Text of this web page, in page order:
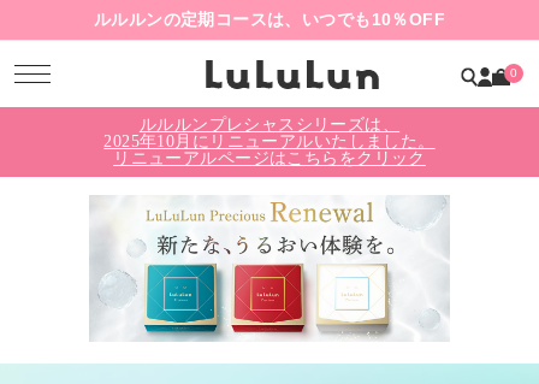
ルルルンの定期コースは、いつでも10％OFF
0
ルルルンプレシャスシリーズは、
2025年10月にリニューアルいたしました。
リニューアルページはこちらをクリック